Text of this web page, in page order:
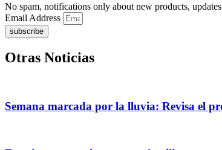
No spam, notifications only about new products,
Email Address
subscribe
Otras Noticias
Semana marcada por la lluvia: Revisa el